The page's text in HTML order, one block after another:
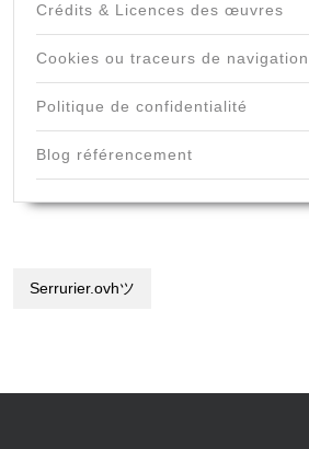
Crédits & Licences des œuvres
Cookies ou traceurs de navigation
Politique de confidentialité
Blog référencement
Serrurier.ovhツ